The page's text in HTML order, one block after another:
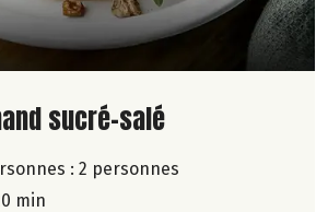
la recette
sucré-salé
: 2 personnes
min